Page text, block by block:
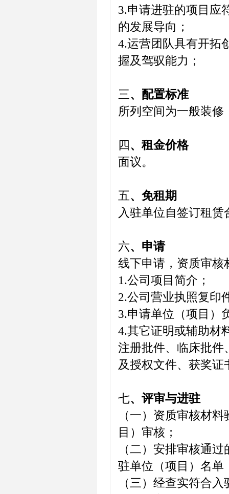
3.申请进驻的项目应
的发展导向；
4.运营团队具有开拓
握及驾驭能力；
三、配置标准
所列空间为一般装修
四、租金价格
面议。
五、免租期
入驻单位自签订租
六、申请
线下申请，资质审核
1.公司项目简介；
2.公司营业执照复印
3.申请单位（项目）
4.其它证明或辅助材
注册批件、临床批件
及授权文件、获奖证
七、评审与进驻
（一）资质审核材
目）审核；
（二）安排审核通
驻单位（项目）名单
（三）经查实符合